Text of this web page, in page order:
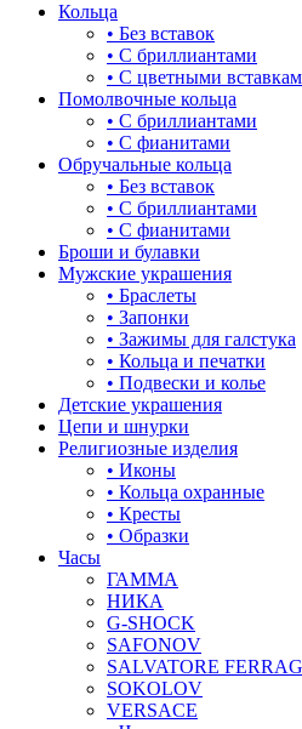
животный мир
жучки и букашки
звезды
знаки зодиака
капля
квадрат (куб)
клевер
корона
кошки
круг (шар)
крылья и перья
листья
ловец снов
Кольца
• Без вставок
• С бриллиантами
• С цветными
Помолвочные кольца
• С бриллиантами
• С фианитами
Обручальные кольца
• Без вставок
• С бриллиантами
• С фианитами
Броши и булавки
Мужские украшения
• Браслеты
• Запонки
• Зажимы для галстука
• Кольца и печатки
• Подвески и колье
Детские украшения
Цепи и шнурки
Религиозные изделия
• Иконы
• Кольца охранные
• Кресты
• Образки
Часы
ГАММА
НИКА
G-SHOCK
SAFONOV
SALVATORE
SOKOLOV
VERSACE